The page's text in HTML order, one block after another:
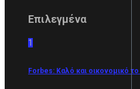
Επιλεγμένα
1
Forbes: Καλό και οικονομικό